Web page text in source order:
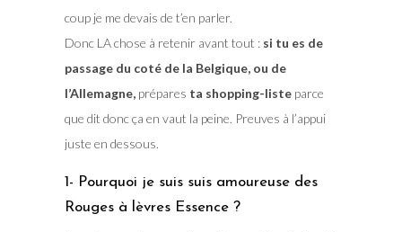
coup je me devais de t’en parler.
Donc LA chose à retenir avant tout :si tu es de
passage du coté de la Belgique, ou de
l’Allemagne,prépares ta shopping-listeparce
que dit donc ça en vaut la peine. Preuves à l’appui
juste en dessous.
1- Pourquoi je suis suis amoureuse des
Rouges à lèvres Essence ?